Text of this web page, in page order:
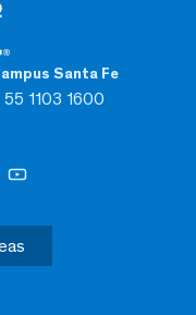
Santa Fe
55 1103 1600